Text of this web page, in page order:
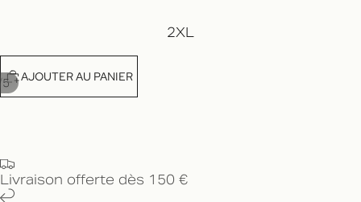
5
2XL
AJOUTER AU PANIER
Livraison offerte dès 150 €